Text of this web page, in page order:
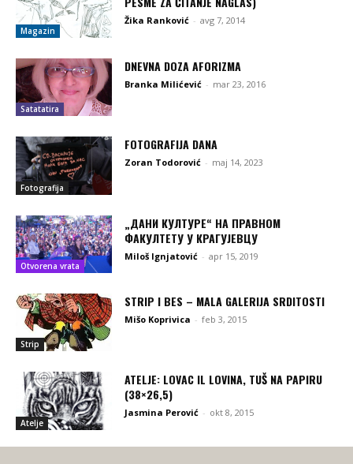
Magazin
Žika Ranković - avg 7, 2014
Satatatira
DNEVNA DOZA AFORIZMA
Branka Milićević - mar 23, 2016
Fotografija
FOTOGRAFIJA DANA
Zoran Todorović - maj 14, 2023
Otvorena vrata
„ДАНИ КУЛТУРЕ“ НА ПРАВНОМ
ФАКУЛТЕТУ У КРАГУЈЕВЦУ
Miloš Ignjatović - apr 15, 2019
Strip
STRIP I BES – MALA GALERIJA SRDITOSTI
Mišo Koprivica - feb 3, 2015
Atelje
ATELJE: LOVAC IL LOVINA, TUŠ NA PAPIRU
(38×26,5)
Jasmina Perović - okt 8, 2015